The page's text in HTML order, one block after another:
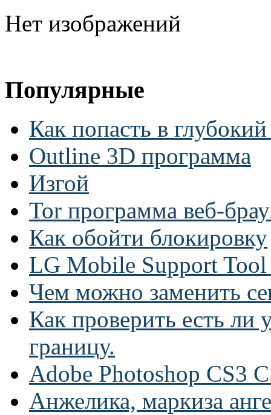
Нет изображений
Популярные
Как попасть в
Outline 3D программа
Изгой
Tor программа веб-
Как обойти блокировку
LG Mobile Support
Чем можно заменить
Как проверить есть ли
границу.
Adobe Photoshop CS3
Анжелика, маркиза